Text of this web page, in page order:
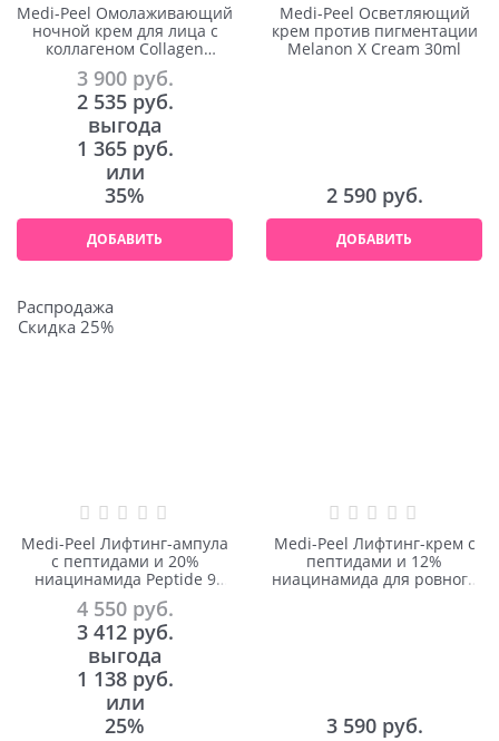
Medi-Peel Омолаживающий
ночной крем для лица с
коллагеном Collagen
Super10 Sleeping Cream
70ml
3 900 руб.
2 535 руб.
выгода
1 365 руб.
или
35%
ДОБАВИТЬ
Medi-Peel Осветляющий
крем против пигментации
Melanon X Cream 30ml
2 590 руб.
ДОБАВИТЬ
Распродажа
Скидка 25%
Medi-Peel Лифтинг-ампула
с пептидами и 20%
ниацинамида Peptide 9
Vitanol Ampoule PRO 30ml
4 550 руб.
3 412 руб.
выгода
1 138 руб.
или
25%
Medi-Peel Лифтинг-крем с
пептидами и 12%
ниацинамида для ровного
3 590 руб.